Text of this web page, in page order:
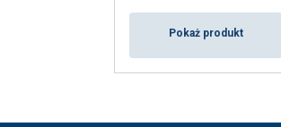
Pokaż produkt